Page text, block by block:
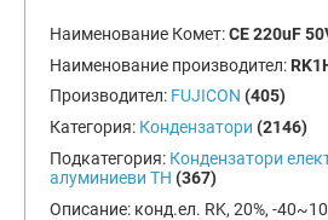
Наименование Комет:CE 220uF
Наименование производител:
Производител: FUJICON (405)
Категория: Кондензатори (2146)
Подкатегория: Кондензатори
алуминиеви TH (367)
Описание: конд.ел. RK, 20%, -